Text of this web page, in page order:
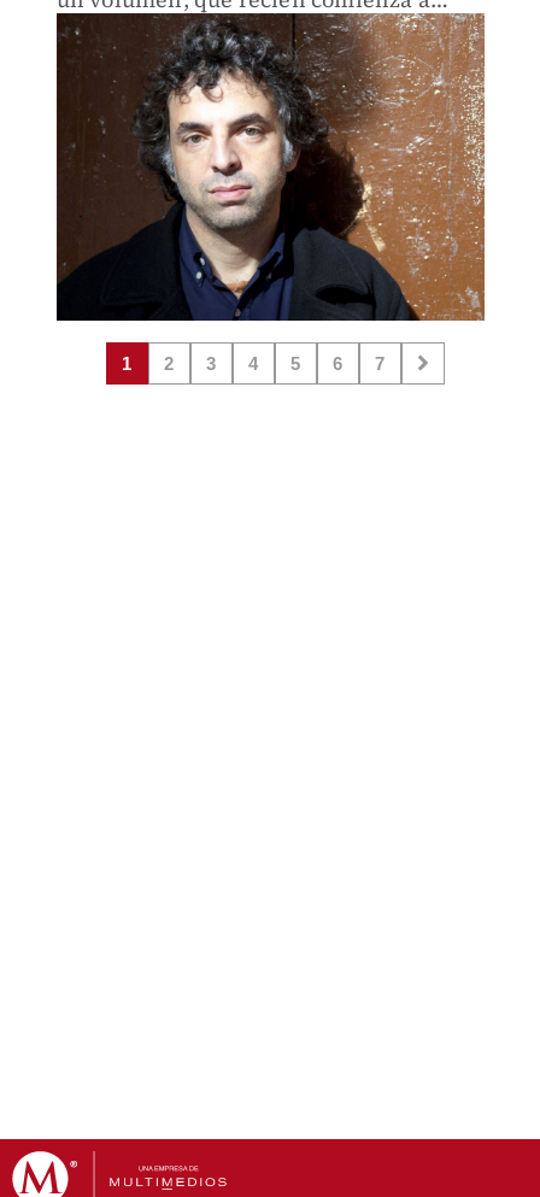
circular en México, en el que la
normalidad, o lo que así juzgamos, da
siempre paso al absurdo.
1 2 3 4 5 6 7